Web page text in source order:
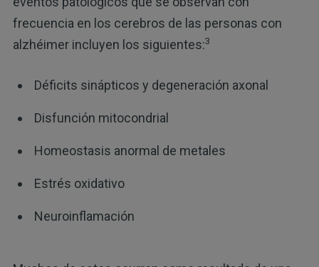
frecuencia en los cerebros de las personas con
alzhéimer incluyen los siguientes:3
Déficits sinápticos y degeneración axonal
Disfunción mitocondrial
Homeostasis anormal de metales
Estrés oxidativo
Neuroinflamación